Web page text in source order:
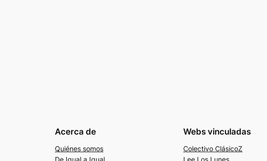
Acerca de
Quiénes somos
De Igual a Igual
Webs vinculadas
Colectivo ClásicoZ
Lee Los Lunes